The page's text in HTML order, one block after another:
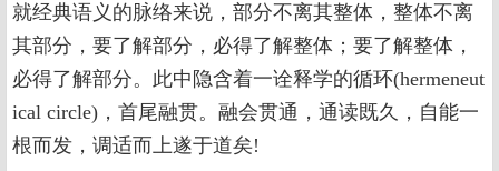
就经典语义的脉络来说，部分不离其整体，整体不离
其部分，要了解部分，必得了解整体；要了解整体，
必得了解部分。此中隐含着一诠释学的循环(hermeneut
ical circle)，首尾融贯。融会贯通，通读既久，自能一
根而发，调适而上遂于道矣!